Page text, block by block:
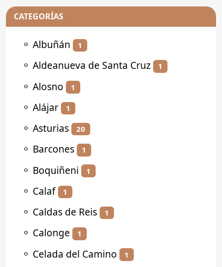
CATEGORÍAS
⚬ Albuñán 1
⚬ Aldeanueva de Santa Cruz 1
⚬ Alosno 1
⚬ Alájar 1
⚬ Asturias 20
⚬ Barcones 1
⚬ Boquiñeni 1
⚬ Calaf 1
⚬ Caldas de Reis 1
⚬ Calonge 1
⚬ Celada del Camino 1